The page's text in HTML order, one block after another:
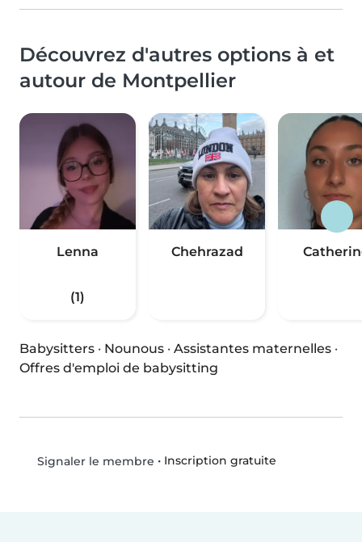
Découvrez d'autres options à et
autour de Montpellier
Lenna
(1)
Chehrazad
Babysitters · Nounous · Assistantes maternelles ·
Offres d'emploi de babysitting
Signaler le membre • Inscription gratuite